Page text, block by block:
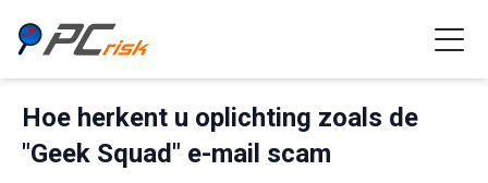
Hoe herkent u oplichting zoals de
"Geek Squad" e-mail scam